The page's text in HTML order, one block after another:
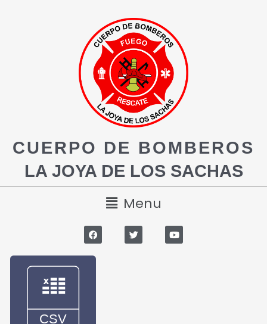
CUERPO DE BOMBEROS
LA JOYA DE LOS SACHAS
Menu